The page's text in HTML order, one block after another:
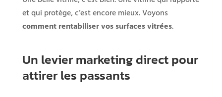
et qui protège, c’est encore mieux. Voyons
comment rentabiliser vos surfaces vitrées.
Un levier marketing direct pour
attirer les passants